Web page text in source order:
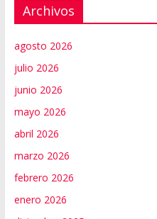
Archivos
agosto 2026
julio 2026
junio 2026
mayo 2026
abril 2026
marzo 2026
febrero 2026
enero 2026